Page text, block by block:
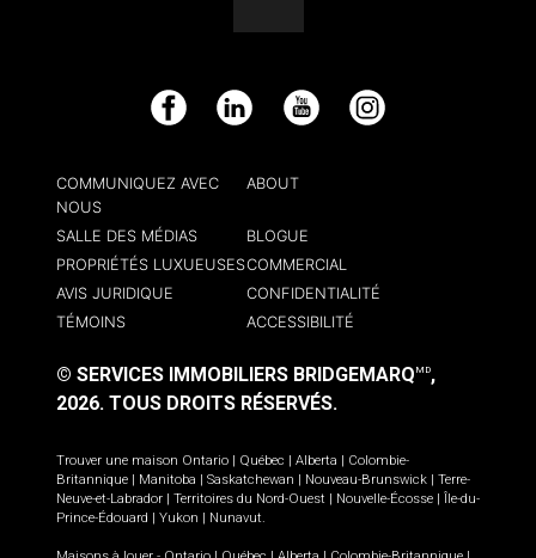
Facebook LinkedIn YouTube Instagram
COMMUNIQUEZ AVEC
NOUS
ABOUT
SALLE DES MÉDIAS
BLOGUE
PROPRIÉTÉS LUXUEUSESCOMMERCIAL
AVIS JURIDIQUE
CONFIDENTIALITÉ
TÉMOINS
ACCESSIBILITÉ
© SERVICES IMMOBILIERS BRIDGEMARQ MD,
2026. TOUS DROITS RÉSERVÉS.
Trouver une maison Ontario Québec Alberta
Colombie-
Britannique
Manitoba Saskatchewan Nouveau-Brunswick
Terre-
Neuve-et-Labrador
Territoires du Nord-Ouest Nouvelle-Écosse
Île-du-
Prince-Édouard
Yukon Nunavut.